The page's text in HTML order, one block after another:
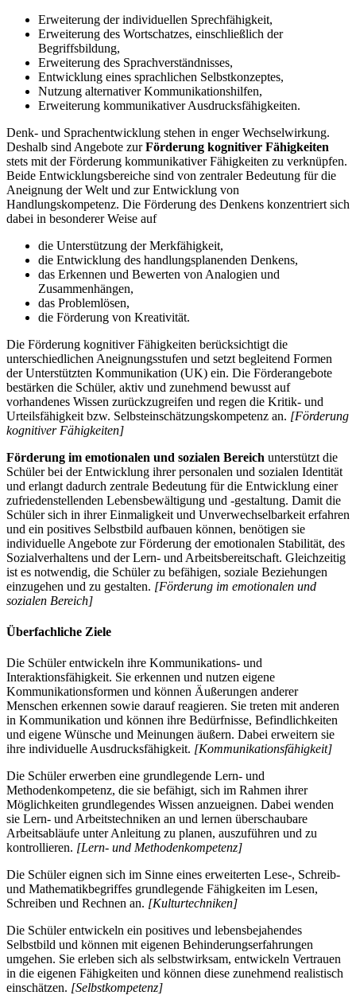
Erweiterung der individuellen Sprechfähigkeit,
Erweiterung des Wortschatzes, einschließlich der
Begriffsbildung,
Erweiterung des Sprachverständnisses,
Entwicklung eines sprachlichen Selbstkonzeptes,
Nutzung alternativer Kommunikationshilfen,
Erweiterung kommunikativer Ausdrucksfähigkeiten.
Denk- und Sprachentwicklung stehen in enger Wechselwirkung.
Deshalb sind Angebote zurFörderung kognitiver Fähigkeiten
stets mit der Förderung kommunikativer Fähigkeiten zu verknüpfen.
Beide Entwicklungsbereiche sind von zentraler Bedeutung für die
Aneignung der Welt und zur Entwicklung von
Handlungskompetenz. Die Förderung des Denkens konzentriert sich
dabei in besonderer Weise auf
die Unterstützung der Merkfähigkeit,
die Entwicklung des handlungsplanenden Denkens,
das Erkennen und Bewerten von Analogien und
Zusammenhängen,
das Problemlösen,
die Förderung von Kreativität.
Die Förderung kognitiver Fähigkeiten berücksichtigt die
unterschiedlichen Aneignungsstufen und setzt begleitend Formen
der Unterstützten Kommunikation (UK) ein. Die Förderangebote
bestärken die Schüler, aktiv und zunehmend bewusst auf
vorhandenes Wissen zurückzugreifen und regen die Kritik- und
Urteilsfähigkeit bzw. Selbsteinschätzungskompetenz an. [Förderung
kognitiver Fähigkeiten]
Förderung im emotionalen und sozialen Bereich unterstützt die
Schüler bei der Entwicklung ihrer personalen und sozialen Identität
und erlangt dadurch zentrale Bedeutung für die Entwicklung einer
zufriedenstellenden Lebensbewältigung und -gestaltung. Damit die
Schüler sich in ihrer Einmaligkeit und Unverwechselbarkeit erfahren
und ein positives Selbstbild aufbauen können, benötigen sie
individuelle Angebote zur Förderung der emotionalen Stabilität, des
Sozialverhaltens und der Lern- und Arbeitsbereitschaft. Gleichzeitig
ist es notwendig, die Schüler zu befähigen, soziale Beziehungen
einzugehen und zu gestalten. [Förderung im emotionalen und
sozialen Bereich]
Überfachliche Ziele
Die Schüler entwickeln ihre Kommunikations- und
Interaktionsfähigkeit. Sie erkennen und nutzen eigene
Kommunikationsformen und können Äußerungen anderer
Menschen erkennen sowie darauf reagieren. Sie treten mit anderen
in Kommunikation und können ihre Bedürfnisse, Befindlichkeiten
und eigene Wünsche und Meinungen äußern. Dabei erweitern sie
ihre individuelle Ausdrucksfähigkeit. [Kommunikationsfähigkeit]
Die Schüler erwerben eine grundlegende Lern- und
Methodenkompetenz, die sie befähigt, sich im Rahmen ihrer
Möglichkeiten grundlegendes Wissen anzueignen. Dabei wenden
sie Lern- und Arbeitstechniken an und lernen überschaubare
Arbeitsabläufe unter Anleitung zu planen, auszuführen und zu
kontrollieren. [Lern- und Methodenkompetenz]
Die Schüler eignen sich im Sinne eines erweiterten Lese-, Schreib-
und Mathematikbegriffes grundlegende Fähigkeiten im Lesen,
Schreiben und Rechnen an. [Kulturtechniken]
Die Schüler entwickeln ein positives und lebensbejahendes
Selbstbild und können mit eigenen Behinderungserfahrungen
umgehen. Sie erleben sich als selbstwirksam, entwickeln Vertrauen
in die eigenen Fähigkeiten und können diese zunehmend realistisch
einschätzen. [Selbstkompetenz]